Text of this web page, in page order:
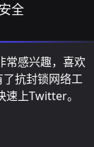
全
常感兴趣，喜欢
抗封锁网络工
速上Twitter。